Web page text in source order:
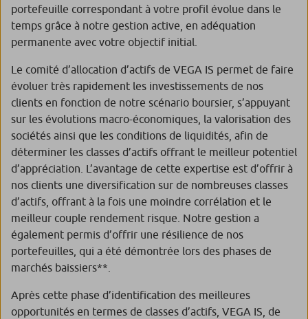
portefeuille correspondant à votre profil évolue dans le
temps grâce à notre gestion active, en adéquation
permanente avec votre objectif initial.
Le comité d’allocation d’actifs de VEGA IS permet de faire
évoluer très rapidement les investissements de nos
clients en fonction de notre scénario boursier, s’appuyant
sur les évolutions macro-économiques, la valorisation des
sociétés ainsi que les conditions de liquidités, afin de
déterminer les classes d’actifs offrant le meilleur potentiel
d’appréciation. L’avantage de cette expertise est d’offrir à
nos clients une diversification sur de nombreuses classes
d’actifs, offrant à la fois une moindre corrélation et le
meilleur couple rendement risque. Notre gestion a
également permis d’offrir une résilience de nos
portefeuilles, qui a été démontrée lors des phases de
marchés baissiers**.
Après cette phase d’identification des meilleures
opportunités en termes de classes d’actifs, VEGA IS, de